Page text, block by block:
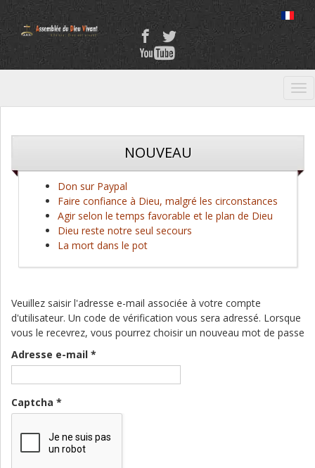
NOUVEAU
Don sur Paypal
Faire confiance à Dieu, malgré les circonstances
Agir selon le temps favorable et le plan de Dieu
Dieu reste notre seul secours
La mort dans le pot
Veuillez saisir l'adresse e-mail associée à votre compte
d'utilisateur. Un code de vérification vous sera adressé. Lorsque
vous le recevrez, vous pourrez choisir un nouveau mot de passe
Adresse e-mail *
Captcha *